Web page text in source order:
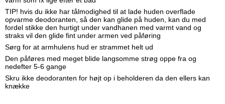
TIP! hvis du ikke har tålmodighed til at lade huden overflade
opvarme deodoranten, så den kan glide på huden, kan du med
fordel stikke den hurtigt under vandhanen med varmt vand og
straks vil den glide fint under armen ved påføring
Sørg for at armhulens hud er strammet helt ud
Den påføres med meget blide langsomme strøg oppe fra og
nedefter 5-6 gange
Skru ikke deodoranten for højt op i beholderen da den ellers kan
knække